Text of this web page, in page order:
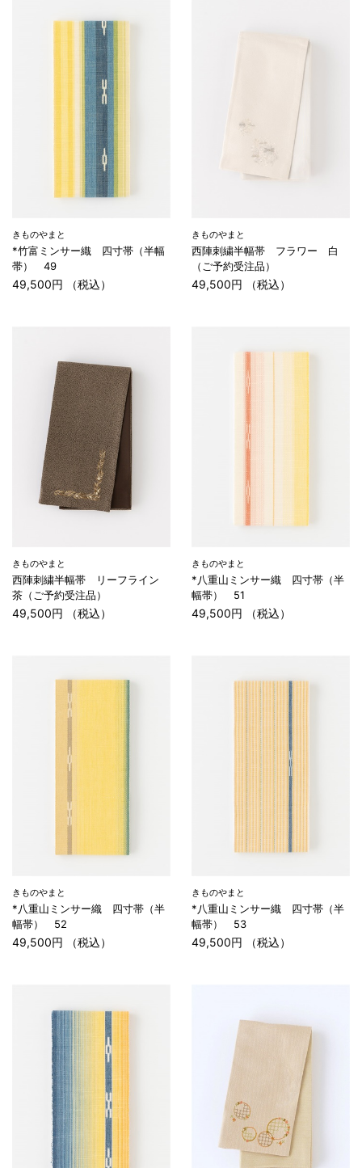
きものやまと
*竹富ミンサー織 四寸帯（半幅
帯） 49
49,500円 （税込）
きものやまと
西陣刺繍半幅帯 フラワー 白
（ご予約受注品）
49,500円 （税込）
きものやまと
西陣刺繍半幅帯 リーフライン
茶（ご予約受注品）
49,500円 （税込）
きものやまと
*八重山ミンサー織 四寸帯（半
幅帯） 51
49,500円 （税込）
きものやまと
*八重山ミンサー織 四寸帯（半
幅帯） 52
49,500円 （税込）
きものやまと
*八重山ミンサー織 四寸帯（半
幅帯） 53
49,500円 （税込）